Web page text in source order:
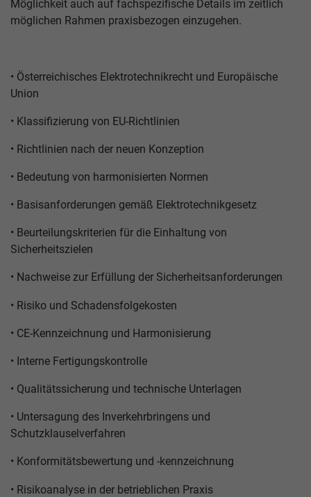
Möglichkeit auch auf fachspezifische Details im zeitlich
möglichen Rahmen praxisbezogen einzugehen.
• Österreichisches Elektrotechnikrecht und Europäische
Union
• Klassifizierung von EU-Richtlinien
• Richtlinien nach der neuen Konzeption
• Bedeutung von harmonisierten Normen
• Basisanforderungen gemäß Elektrotechnikgesetz
• Beurteilungskriterien für die Einhaltung von
Sicherheitszielen
• Nachweise zur Erfüllung der Sicherheitsanforderungen
• Risiko und Schadensfolgekosten
• CE-Kennzeichnung und Harmonisierung
• Interne Fertigungskontrolle
• Qualitätssicherung und technische Unterlagen
• Untersagung des Inverkehrbringens und
Schutzklauselverfahren
• Konformitätsbewertung und -kennzeichnung
• Risikoanalyse in der betrieblichen Praxis